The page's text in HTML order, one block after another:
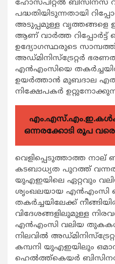
ഹോസ്പിറ്റല്‍ ബിസിനസ്
പദ്ധതിയിടുന്നതായി
അടുപ്പമുള്ള വൃത്തങ്ങളെ
ആണ് വാര്‍ത്ത റിപ്പോര്‍ട്ട്
ഉദ്യോഗസ്ഥരുടെ
അഡ്മിനിസ്‌ട്രേറ്റര്‍
എന്‍എംസിയെ തകര്‍ച്ചയില്‍
ഉയര്‍ത്താന്‍ മുബദാല
നിക്ഷേപകര്‍
ഒന്നരക്കോടി രൂപ വരെ
വെളിപ്പെടുത്താത്ത നാല്
കടബാധ്യത പുറത്ത്
യുഎഇയിലെ ഏറ്റവും
ശൃംഖലയായ എന്‍എംസി
തകര്‍ച്ചയിലേക്ക്
വിദേശങ്ങളിലുമുള്ള
എന്‍എംസി വലിയ തുകകള്‍
നിലവില്‍
കമ്പനി യുഎഇയിലും
ഹെല്‍ത്ത്‌കെയര്‍